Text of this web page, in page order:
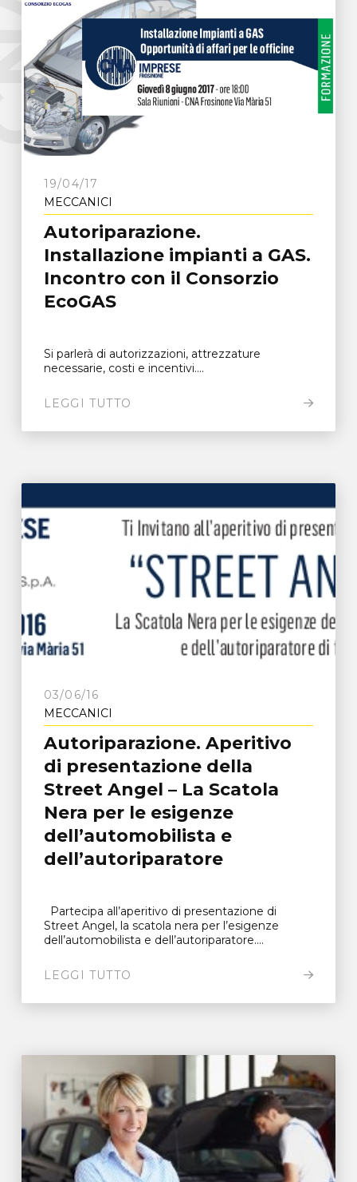
19/04/17
MECCANICI
Autoriparazione.
Installazione impianti a GAS.
Incontro con il Consorzio
EcoGAS
Si parlerà di autorizzazioni, attrezzature
necessarie, costi e incentivi....
LEGGI TUTTO
03/06/16
MECCANICI
Autoriparazione. Aperitivo
di presentazione della
Street Angel – La Scatola
Nera per le esigenze
dell’automobilista e
dell’autoriparatore
Partecipa all’aperitivo di presentazione di
Street Angel, la scatola nera per l’esigenze
dell’automobilista e dell’autoriparatore....
LEGGI TUTTO